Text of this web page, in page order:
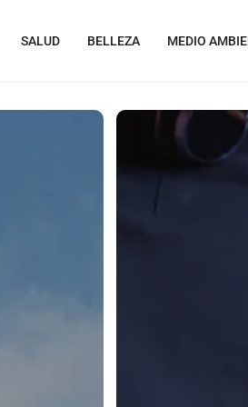
SALUD BELLEZA MEDIO